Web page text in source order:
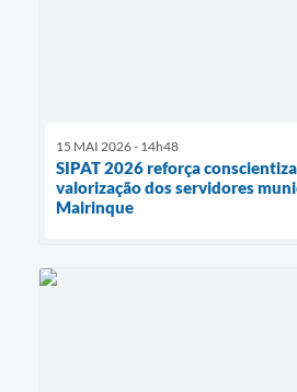
15 MAI 2026 - 14h48
SIPAT 2026 reforça
valorização dos servidores
Mairinque